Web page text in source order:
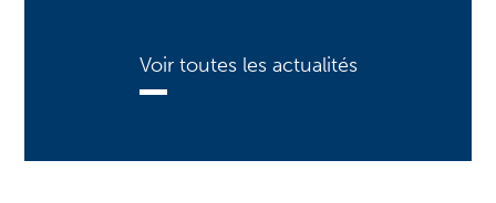
Voir toutes les actualités